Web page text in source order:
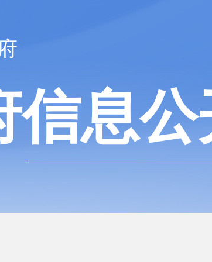
信息公